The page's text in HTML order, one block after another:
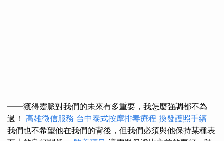
——獲得靈脈對我們的未來有多重要，我怎麼強調都不為
過！ 高雄徵信服務 台中泰式按摩排毒療程 換發護照手續
我們也不希望他在我們的背後，但我們必須與他保持某種表